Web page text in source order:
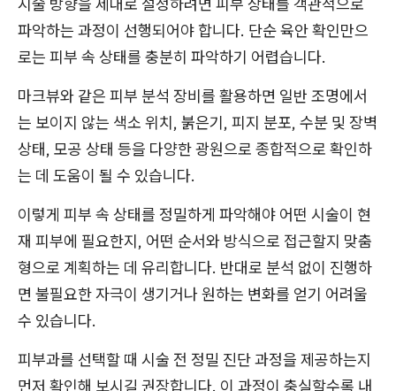
시술 방향을 제대로 설정하려면 피부 상태를 객관적으로
파악하는 과정이 선행되어야 합니다. 단순 육안 확인만으
로는 피부 속 상태를 충분히 파악하기 어렵습니다.
마크뷰와 같은 피부 분석 장비를 활용하면 일반 조명에서
는 보이지 않는 색소 위치, 붉은기, 피지 분포, 수분 및 장벽
상태, 모공 상태 등을 다양한 광원으로 종합적으로 확인하
는 데 도움이 될 수 있습니다.
이렇게 피부 속 상태를 정밀하게 파악해야 어떤 시술이 현
재 피부에 필요한지, 어떤 순서와 방식으로 접근할지 맞춤
형으로 계획하는 데 유리합니다. 반대로 분석 없이 진행하
면 불필요한 자극이 생기거나 원하는 변화를 얻기 어려울
수 있습니다.
피부과를 선택할 때 시술 전 정밀 진단 과정을 제공하는지
먼저 확인해 보시길 권장합니다. 이 과정이 충실할수록 내